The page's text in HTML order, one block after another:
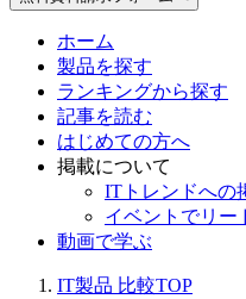
ホーム
製品を探す
ランキングから探す
記事を読む
はじめての方へ
掲載について
ITトレンドへの
イベントでリー
動画で学ぶ
IT製品 比較TOP